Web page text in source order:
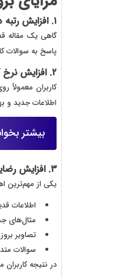
۱. افزایش رتبه در نتایج گوگل
گاهی یک مقاله
پاسخ به سوالات
۲. افزایش نرخ کلیک (CTR)
کاربران معمولاً
اطلاعات جدید و
بیشتر
۳. افزایش رضایت کاربران
یکی از مهم‌ترین
اطلاعات
مثال‌های
تصاویر
سوالات
در نتیجه